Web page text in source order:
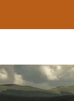
contenuto